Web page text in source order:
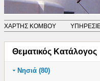
ΧΑΡΤΗΣ ΚΟΜΒΟΥ
Θεματικός Κατάλογος
Νησιά (80)